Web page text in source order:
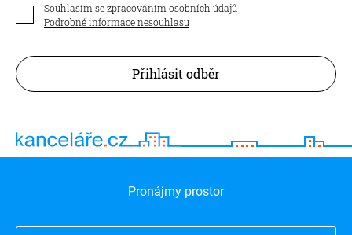
Souhlasím se zpracováním osobních údajů
Podrobné informace nesouhlasu
Přihlásit odběr
Pronájmy prostor